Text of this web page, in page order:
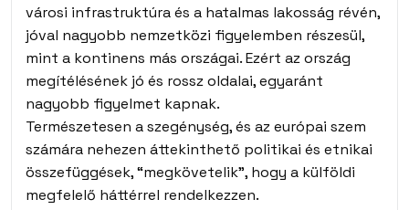
városi infrastruktúra és a hatalmas lakosság révén,
jóval nagyobb nemzetközi figyelemben részesül,
mint a kontinens más országai. Ezért az ország
megítélésének jó és rossz oldalai, egyaránt
nagyobb figyelmet kapnak.
Természetesen a szegénység, és az európai szem
számára nehezen áttekinthető politikai és etnikai
összefüggések, “megkövetelik”, hogy a külföldi
megfelelő háttérrel rendelkezzen.